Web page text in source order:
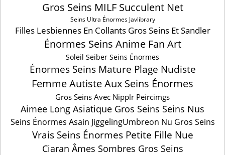
Gros Seins MILF Succulent Net
Seins Ultra Énormes Javlibrary
Filles Lesbiennes En Collants Gros Seins Et Sandler
Énormes Seins Anime Fan Art
Soleil Seiber Seins Énormes
Énormes Seins Mature Plage Nudiste
Femme Autiste Aux Seins Énormes
Gros Seins Avec Nipplr Peircimgs
Aimee Long Asiatique Gros Seins Seins Nus
Seins Énormes Asain JiggelingUmbreon Nu Gros Seins
Vrais Seins Énormes Petite Fille Nue
Ciaran Âmes Sombres Gros Seins